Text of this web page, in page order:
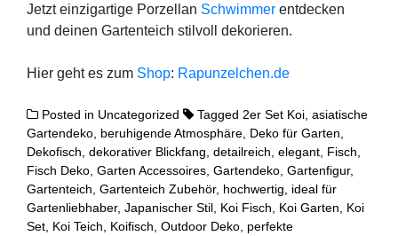
Jetzt ein­zig­ar­ti­ge Por­zel­lan Schwim­mer ent­de­cken
und dei­nen Gar­ten­teich stil­voll dekorieren.
Hier geht es zum Shop: Rapunzelchen.de
Posted in Uncategorized Tagged 2er Set Koi ,asiatische
Gartendeko beruhigende Atmosphäre Deko für Garten
Dekofisch dekorativer Blickfang detailreich elegant Fisch
Fisch Deko Garten Accessoires Gartendeko Gartenfigur,
Gartenteich Gartenteich Zubehör, hochwertig
ideal für
Gartenliebhaber, Japanischer Stil Koi Fisch Koi Garten
Koi
Set Koi Teich Koifisch Outdoor Deko perfekte